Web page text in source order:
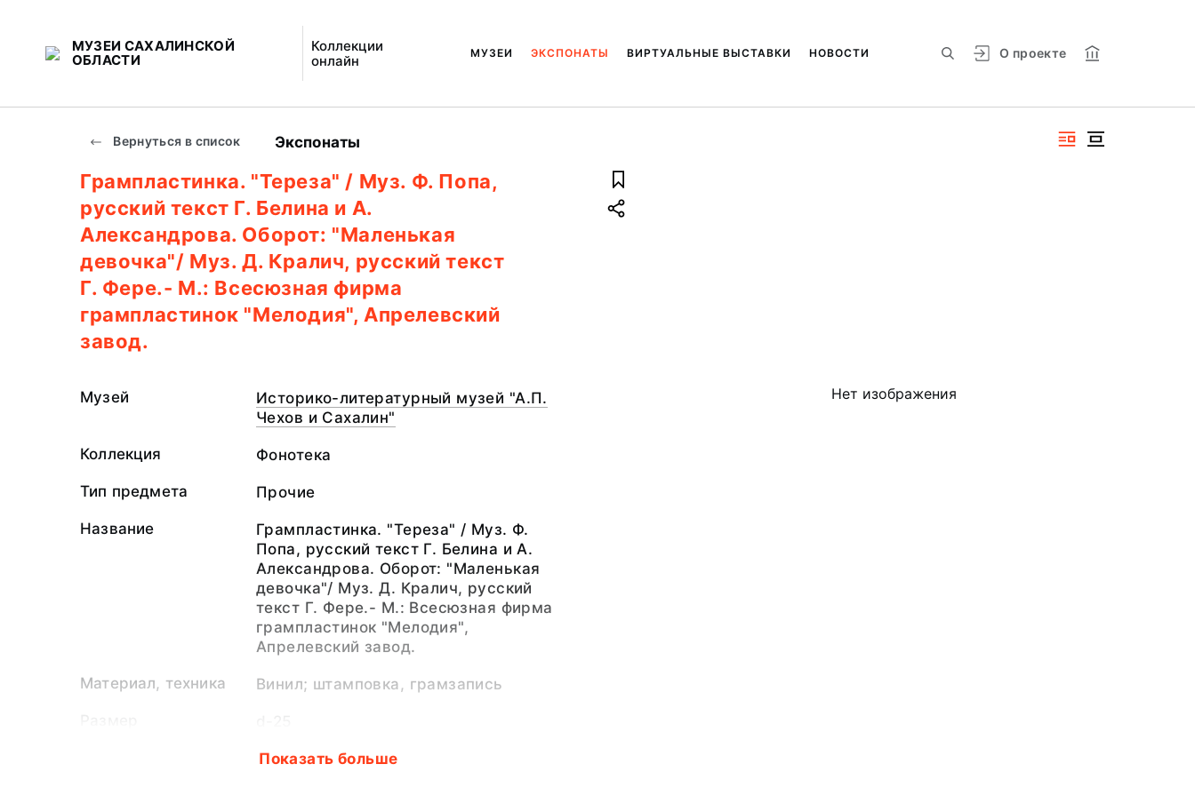
МУЗЕИ САХАЛИНСКОЙ
ОБЛАСТИ
Коллекции
онлайн
О проекте
МУЗЕИ ЭКСПОНАТЫ ВИРТУАЛЬНЫЕ ВЫСТАВКИ НОВОСТИ
Вернуться в список Экспонаты
Нет изображения
Грампластинка. "Тереза" / Муз. Ф. Попа,
русский текст Г. Белина и А.
Александрова. Оборот: "Маленькая
девочка"/ Муз. Д. Кралич, русский текст
Г. Фере.- М.: Всесюзная фирма
грампластинок "Мелодия", Апрелевский
завод.
Музей
Историко-литературный музей "А.П.
Чехов и Сахалин"
Коллекция Фонотека
Тип предмета Прочие
Название
Грампластинка. "Тереза" / Муз. Ф.
Попа, русский текст Г. Белина и А.
Александрова. Оборот: "Маленькая
девочка"/ Муз. Д. Кралич, русский
текст Г. Фере.- М.: Всесюзная фирма
грампластинок "Мелодия",
Апрелевский завод.
Материал, техника Винил; штамповка, грамзапись
КП-ОФ-1269. Фон-155
Показать больше